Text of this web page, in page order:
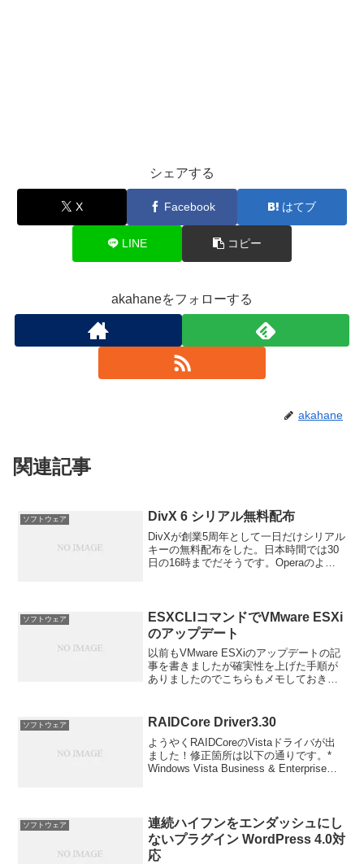
シェアする
X Facebook はてブ
LINE コピー
akahaneをフォローする
akahane
関連記事
ソフトウェア DivX 6 シリアル無料配布
DivXが創業5周年として一日だけシリアル
キーの無料配布をした。日本時間では30
日の16時までだそうです。Operaのよう
ソフトウェア
ESXCLIコマンドでVMware ESXi
のアップデート
以前もVMware ESXiのアップデートの記
事を書きましたが確実性を上げた手順が
ありましたのでこちらもメモしておきま
ソフトウェア RAIDCore Driver3.30
ようやくRAIDCoreのVistaドライバが出
ました！修正箇所は以下の通りです。*
Windows Vista Business & Enterprise
ソフトウェア
連続ハイフンをエンダッシュにし
ないプラグイン WordPress 4.0対
応